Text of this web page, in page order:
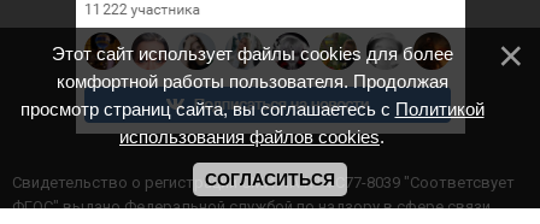
Cвидетельство о регистрации СМИ ИА № ФС77-8039 "Соответсвует
ФГОС" выдано Федеральной службой по надзору в сфере связи,
Этот сайт использует файлы cookies для более
комфортной работы пользователя. Продолжая
просмотр страниц сайта, вы соглашаетесь с Политикой
использования файлов cookies.
СОГЛАСИТЬСЯ